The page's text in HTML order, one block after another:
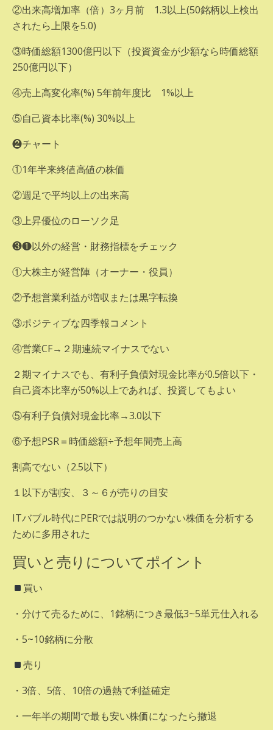
②出来高増加率（倍）3ヶ月前 1.3以上(50銘柄以上検出
されたら上限を5.0)
③時価総額1300億円以下（投資資金が少額なら時価総額
250億円以下）
④売上高変化率(%) 5年前年度比 1%以上
⑤自己資本比率(%) 30%以上
❷チャート
①1年半来終値高値の株価
②週足で平均以上の出来高
③上昇優位のローソク足
❸❶以外の経営・財務指標をチェック
①大株主が経営陣（オーナー・役員）
②予想営業利益が増収または黒字転換
③ポジティブな四季報コメント
④営業CF→２期連続マイナスでない
２期マイナスでも、有利子負債対現金比率が0.5倍以下・
自己資本比率が50%以上であれば、投資してもよい
⑤有利子負債対現金比率→3.0以下
⑥予想PSR＝時価総額÷予想年間売上高
割高でない（2.5以下）
１以下が割安、３～６が売りの目安
ITバブル時代にPERでは説明のつかない株価を分析する
ために多用された
買いと売りについてポイント
買い
・分けて売るために、1銘柄につき最低3~5単元仕入れる
・5~10銘柄に分散
売り
・3倍、5倍、10倍の過熱で利益確定
・一年半の期間で最も安い株価になったら撤退